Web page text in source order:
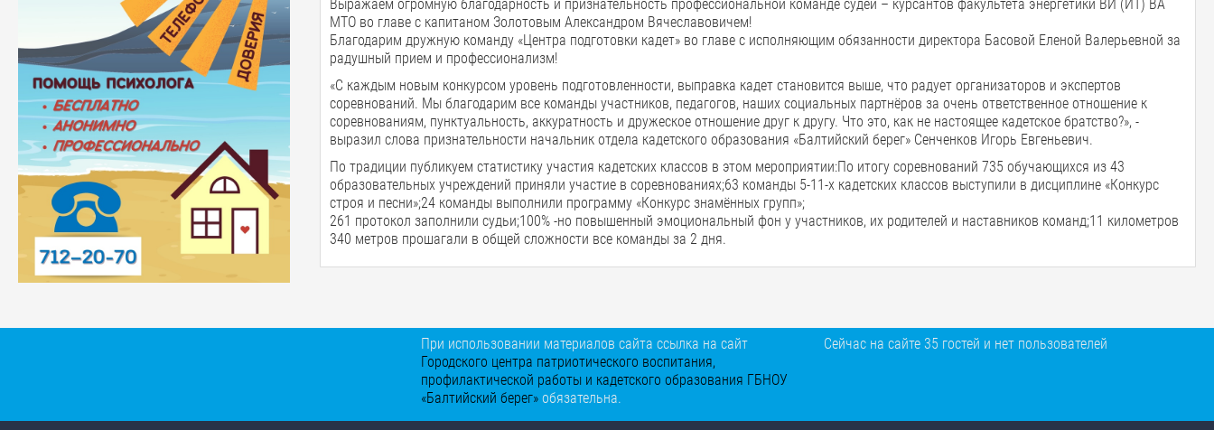
Выражаем огромную благодарность и признательность профессиональной команде судей – курсантов факультета энергетики ВИ (ИТ) ВА
МТО во главе с капитаном Золотовым Александром Вячеславовичем!
Благодарим дружную команду «Центра подготовки кадет» во главе с исполняющим обязанности директора Басовой Еленой Валерьевной за
радушный прием и профессионализм!
«С каждым новым конкурсом уровень подготовленности, выправка кадет становится выше, что радует организаторов и экспертов
соревнований. Мы благодарим все команды участников, педагогов, наших социальных партнёров за очень ответственное отношение к
соревнованиям, пунктуальность, аккуратность и дружеское отношение друг к другу. Что это, как не настоящее кадетское братство?», -
выразил слова признательности начальник отдела кадетского образования «Балтийский берег» Сенченков Игорь Евгеньевич.
По традиции публикуем статистику участия кадетских классов в этом мероприятии:По итогу соревнований 735 обучающихся из 43
образовательных учреждений приняли участие в соревнованиях;63 команды 5-11-х кадетских классов выступили в дисциплине «Конкурс
строя и песни»;24 команды выполнили программу «Конкурс знамённых групп»;
261 протокол заполнили судьи;100% -но повышенный эмоциональный фон у участников, их родителей и наставников команд;11 километров
340 метров прошагали в общей сложности все команды за 2 дня.
При использовании материалов сайта ссылка на сайт
Городского центра патриотического воспитания,
профилактической работы и кадетского образования ГБНОУ
«Балтийский берег» обязательна.
Сейчас на сайте 35 гостей и нет пользователей